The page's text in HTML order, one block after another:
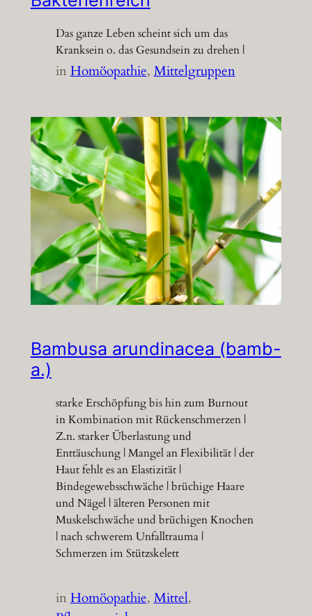
Das ganze Leben scheint sich um das
Kranksein o. das Gesundsein zu drehen |
inHomöopathie, Mittelgruppen
Bambusa arundinacea (bamb-
a.)
starke Erschöpfung bis hin zum Burnout
in Kombination mit Rückenschmerzen |
Z.n. starker Überlastung und
Enttäuschung | Mangel an Flexibilität | der
Haut fehlt es an Elastizität |
Bindegewebsschwäche | brüchige Haare
und Nägel | älteren Personen mit
Muskelschwäche und brüchigen Knochen
| nach schwerem Unfalltrauma |
Schmerzen im Stützskelett
inHomöopathie, Mittel